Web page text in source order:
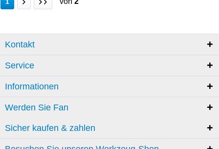
Kontakt
Service
Informationen
Werden Sie Fan
Sicher kaufen & zahlen